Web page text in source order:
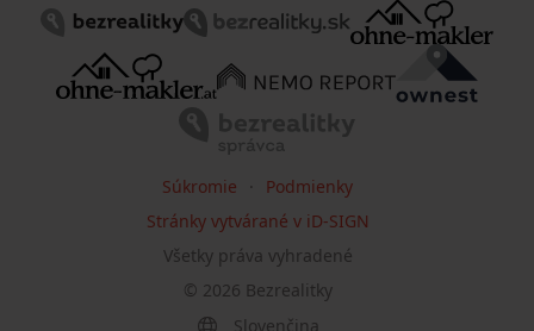
© 2026 Bezrealitky
Všetky práva vyhradené
Súkromie
Podmienky
Stránky vytvárané v iD-SIGN
Slovenčina